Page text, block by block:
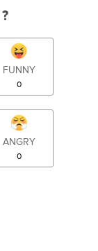
FUNNY
0
ANGRY
0